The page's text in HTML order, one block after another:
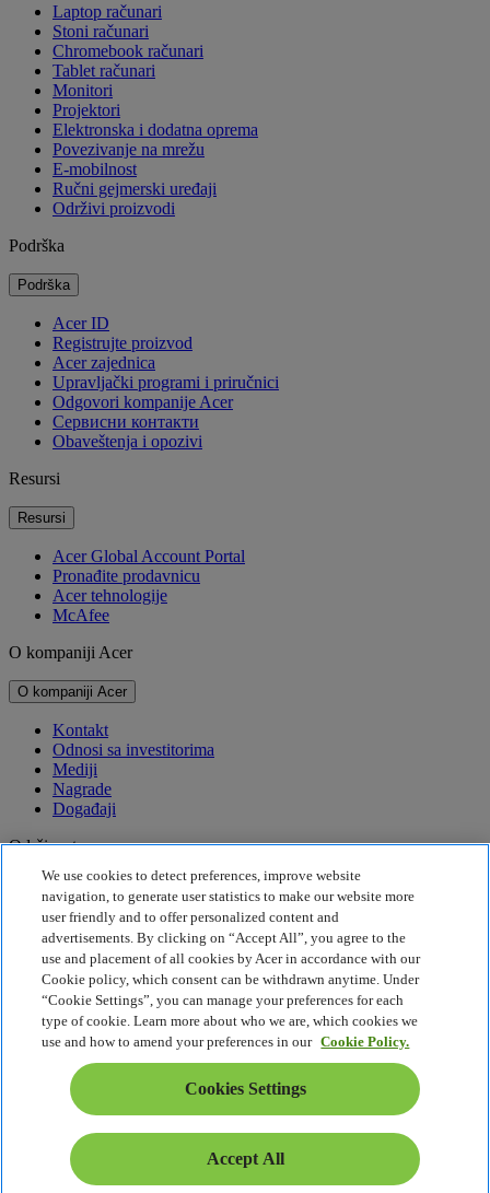
Laptop računari
Stoni računari
Chromebook računari
Tablet računari
Monitori
Projektori
Elektronska i dodatna oprema
Povezivanje na mrežu
E-mobilnost
Ručni gejmerski uređaji
Održivi proizvodi
Podrška
Podrška
Acer ID
Registrujte proizvod
Acer zajednica
Upravljački programi i priručnici
Odgovori kompanije Acer
Cервисни контакти
Obaveštenja i opozivi
Resursi
Resursi
Acer Global Account Portal
Pronađite prodavnicu
Acer tehnologije
McAfee
O kompaniji Acer
O kompaniji Acer
Kontakt
Odnosi sa investitorima
Mediji
Nagrade
Događaji
Održivost
Održivost
Korporativna društvena odgovornost
Emisija štetnih gasova za proizvod
Project Humanity
Earthion
Pravila o privatnosti
Pravilnik o kolačićima
Pravno obaveštenje
Dodatne pravne informacije
Politika o jednostavnom pristupu
Cookies Settings
Srbija - Srpski
© 2026 Acer Inc.
We use cookies to detect preferences, improve website
navigation, to generate user statistics to make our website more
user friendly and to offer personalized content and
advertisements. By clicking on “Accept All”, you agree to the
use and placement of all cookies by Acer in accordance with our
Cookie policy, which consent can be withdrawn anytime. Under
“Cookie Settings”, you can manage your preferences for each
type of cookie. Learn more about who we are, which cookies we
use and how to amend your preferences in our Cookie Policy.
Cookies Settings
Accept All